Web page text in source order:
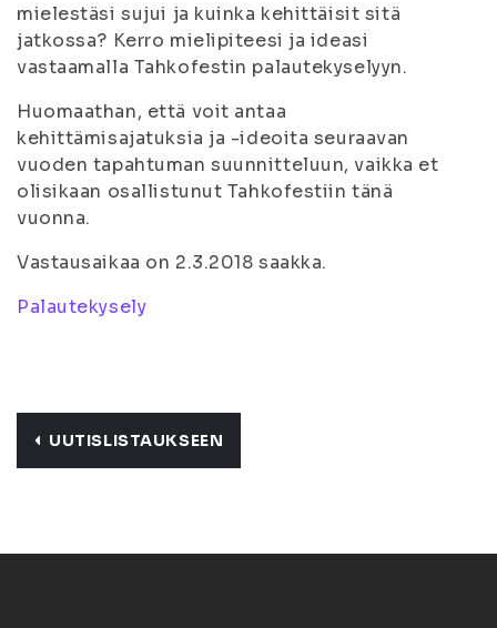
mielestäsi sujui ja kuinka kehittäisit sitä
jatkossa? Kerro mielipiteesi ja ideasi
vastaamalla Tahkofestin palautekyselyyn.
Huomaathan, että voit antaa
kehittämisajatuksia ja -ideoita seuraavan
vuoden tapahtuman suunnitteluun, vaikka et
olisikaan osallistunut Tahkofestiin tänä
vuonna.
Vastausaikaa on 2.3.2018 saakka.
Palautekysely
UUTISLISTAUKSEEN